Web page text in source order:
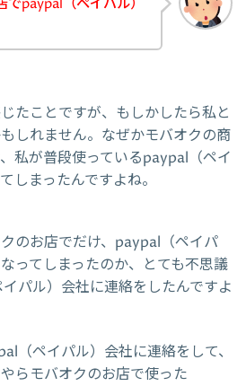
paypal（ペイパル）
たことですが、もしかしたら私と
しれません。なぜかモバオクの商
私が普段使っているpaypal（ペイ
しまったんですよね。
のお店でだけ、paypal（ペイパ
ってしまったのか、とても不思議
パル）会社に連絡をしたんですよ
（ペイパル）会社に連絡をして、
らモバオクのお店で使った